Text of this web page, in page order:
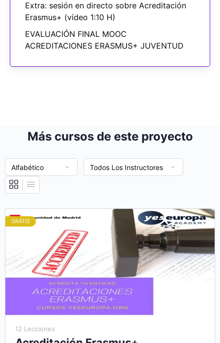
Extra: sesión en directo sobre Acreditación
Erasmus+ (vídeo 1:10 H)
EVALUACIÓN FINAL MOOC
ACREDITACIONES ERASMUS+ JUVENTUD
Más cursos de este proyecto
GRATIS
12 Lecciones